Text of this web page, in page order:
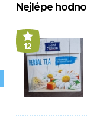
Nejlépe
12